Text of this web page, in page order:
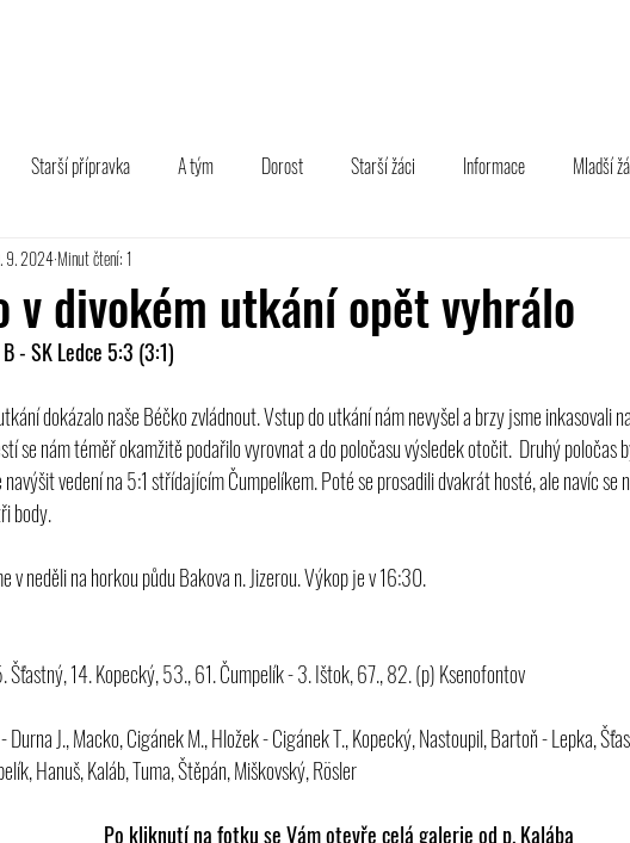
Starší přípravka A tým Dorost Starší žáci Informace Mladší
v divokém utkání opět vyhrálo
9. 2024Minut čtení: 1
- SK Ledce 5:3 (3:1)
dokázalo naše Béčko zvládnout. Vstup do utkání nám nevyšel a brzy jsme inkasovali
se nám téměř okamžitě podařilo vyrovnat a do poločasu výsledek otočit.  Druhý poločas
vedení na 5:1 střídajícím Čumpelíkem. Poté se prosadili dvakrát hosté, ale navíc se
body.
v neděli na horkou půdu Bakova n. Jizerou. Výkop je v 16:30.
Šťastný, 14. Kopecký, 53., 61. Čumpelík - 3. Ištok, 67., 82. (p) Ksenofontov
Durna J., Macko, Cigánek M., Hložek - Cigánek T., Kopecký, Nastoupil, Bartoň - Lepka,
Hanuš, Kaláb, Tuma, Štěpán, Miškovský, Rösler
Po kliknutí na fotku se Vám otevře celá galerie od p. Kalába